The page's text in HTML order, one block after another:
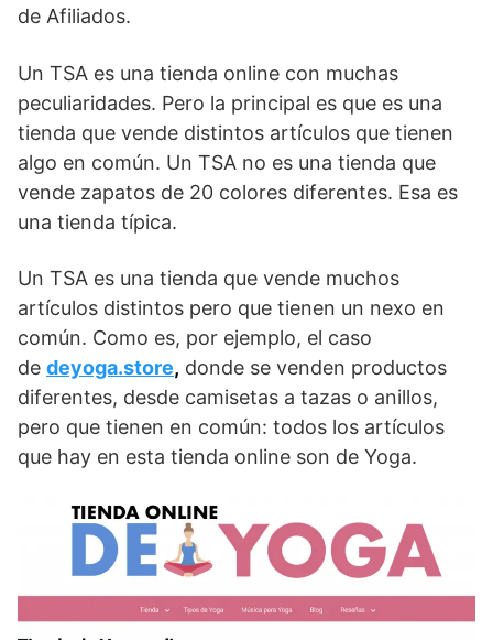
de Afiliados.
Un TSA es una tienda online con muchas
peculiaridades. Pero la principal es que es una
tienda que vende distintos artículos que tienen
algo en común. Un TSA no es una tienda que
vende zapatos de 20 colores diferentes. Esa es
una tienda típica.
Un TSA es una tienda que vende muchos
artículos distintos pero que tienen un nexo en
común. Como es, por ejemplo, el caso
de deyoga.store, donde se venden productos
diferentes, desde camisetas a tazas o anillos,
pero que tienen en común: todos los artículos
que hay en esta tienda online son de Yoga.